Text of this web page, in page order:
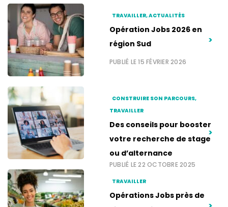
TRAVAILLER, ACTUALITÉS
Opération Jobs 2026 en
région Sud
PUBLIÉ LE 15 FÉVRIER 2026
>
CONSTRUIRE SON PARCOURS,
TRAVAILLER
Des conseils pour booster
votre recherche de stage
ou d’alternance
PUBLIÉ LE 22 OCTOBRE 2025
>
TRAVAILLER
Opérations Jobs près de